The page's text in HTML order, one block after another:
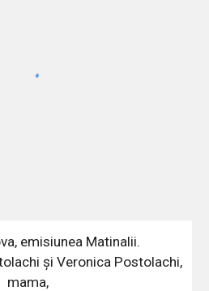
emisiunea Matinalii.
și Veronica Postolachi,
mama,